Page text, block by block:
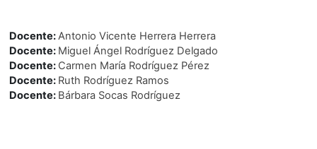
Docente:Antonio Vicente Herrera Herrera
Docente: Miguel Ángel Rodríguez Delgado
Docente: Carmen María Rodríguez Pérez
Docente: Ruth Rodríguez Ramos
Docente: Bárbara Socas Rodríguez